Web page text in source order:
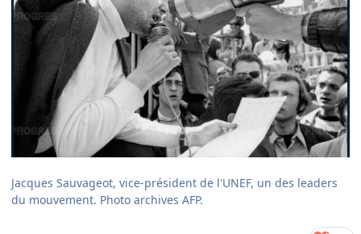
Jacques Sauvageot, vice-président de l'UNEF, un des leaders
du mouvement. Photo archives AFP.